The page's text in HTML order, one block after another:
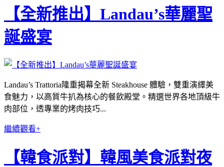
【全新推出】Landau’s華麗聖
誕盛宴
Landau’s Trattoria隆重揭幕全新 Steakhouse 體驗，雙重演繹美
食魅力，以高質牛扒為核心的餐飲殿堂。精選世界各地頂級牛
肉部位，透專業的烤肉技巧...
繼續觀看+
【韓食派對】韓風美食派對夜